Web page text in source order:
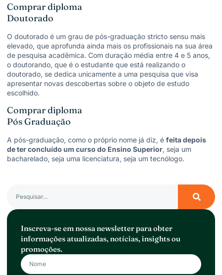
Comprar diploma
Doutorado
O doutorado é um grau de pós-graduação stricto sensu mais
elevado, que aprofunda ainda mais os profissionais na sua área
de pesquisa acadêmica. Com duração média entre 4 e 5 anos,
o doutorando, que é o estudante que está realizando o
doutorado, se dedica unicamente a uma pesquisa que visa
apresentar novas descobertas sobre o objeto de estudo
escolhido.
Comprar diploma
Pós Graduação
A pós-graduação, como o próprio nome já diz, é feita depois
de ter concluído um curso do Ensino Superior, seja um
bacharelado, seja uma licenciatura, seja um tecnólogo.
Inscreva-se em nossa newsletter para obter
informações atualizadas, notícias, insights ou
promoções.